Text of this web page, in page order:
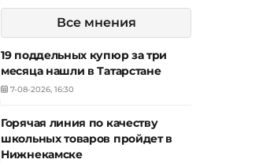
Все мнения
19 поддельных купюр за три
месяца нашли в Татарстане
7-08-2026, 16:30
Горячая линия по качеству
школьных товаров пройдет в
Нижнекамске